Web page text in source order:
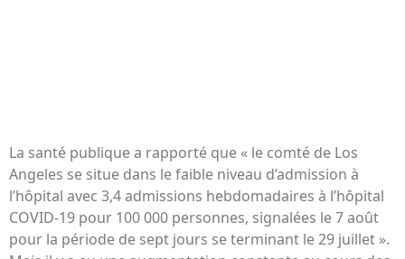
La santé publique a rapporté que « le comté de Los
Angeles se situe dans le faible niveau d’admission à
l’hôpital avec 3,4 admissions hebdomadaires à l’hôpital
COVID-19 pour 100 000 personnes, signalées le 7 août
pour la période de sept jours se terminant le 29 juillet ».